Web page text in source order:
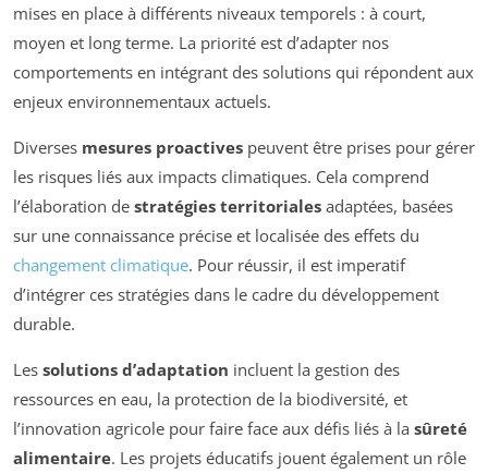
mises en place à différents niveaux temporels : à court,
moyen et long terme. La priorité est d’adapter nos
comportements en intégrant des solutions qui répondent aux
enjeux environnementaux actuels.
Diverses mesures proactives peuvent être prises pour gérer
les risques liés aux impacts climatiques. Cela comprend
l’élaboration de stratégies territoriales adaptées, basées
sur une connaissance précise et localisée des effets du
changement climatique. Pour réussir, il est imperatif
d’intégrer ces stratégies dans le cadre du développement
durable.
Les solutions d’adaptation incluent la gestion des
ressources en eau, la protection de la biodiversité, et
l’innovation agricole pour faire face aux défis liés à la sûreté
alimentaire. Les projets éducatifs jouent également un rôle